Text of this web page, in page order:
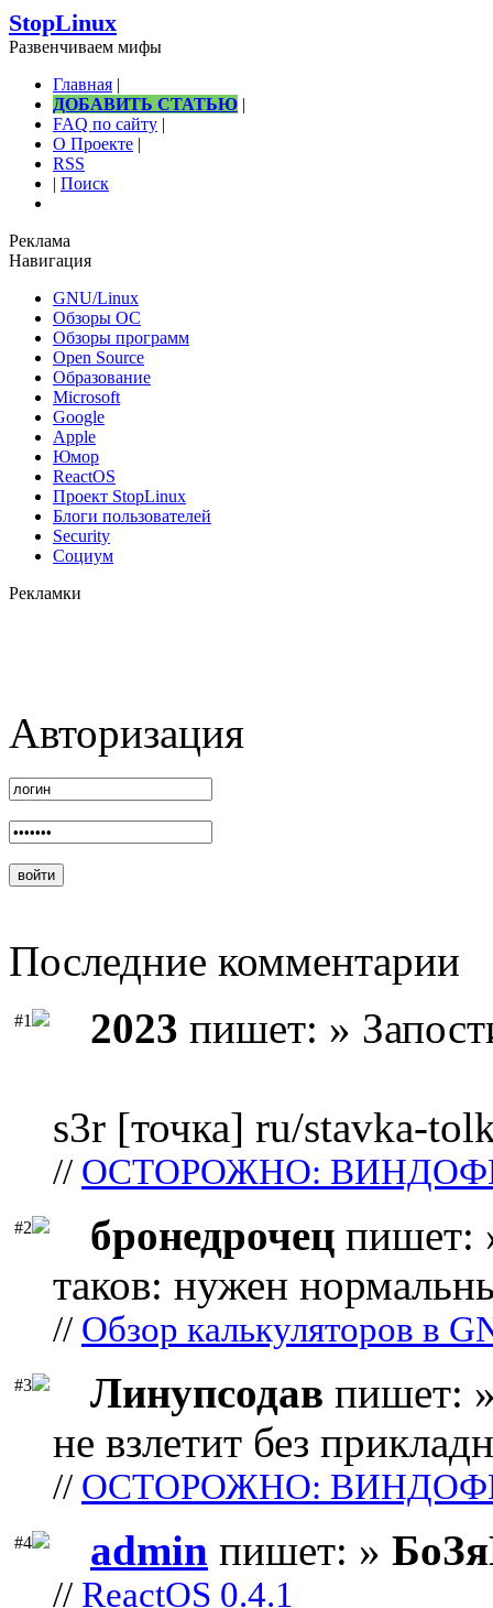
StopLinux
Развенчиваем мифы
Главная |
ДОБАВИТЬ СТАТЬЮ |
FAQ по сайту |
О Проекте |
RSS
| Поиск
Реклама
Навигация
GNU/Linux
Обзоры ОС
Обзоры программ
Open Source
Образование
Microsoft
Google
Apple
Юмор
ReactOS
Проект StopLinux
Блоги пользователей
Security
Социум
Рекламки
Авторизация
Последние комментарии
#1 2023 пишет: »
s3r [точка] ru/stavka-
// ОСТОРОЖНО:
#2 бронедрочец пишет:
таков: нужен
// Обзор калькуляторов в
#3 Линупсодав пишет:
не взлетит без
// ОСТОРОЖНО:
#4 admin пишет: »
// ReactOS 0.4.1